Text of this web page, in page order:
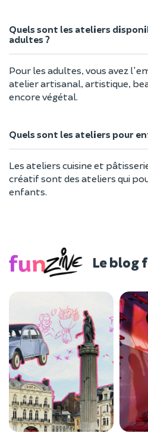
Quels sont les ateliers
adultes ?
Pour les adultes, vous avez
atelier artisanal, artistique,
encore végétal.
Quels sont les ateliers pour
Les ateliers cuisine et
créatif sont des ateliers qui
enfants.
Le blog